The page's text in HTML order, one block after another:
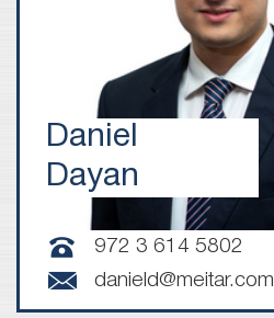
Daniel
Dayan
972 3 614 5802
danield@meitar.com